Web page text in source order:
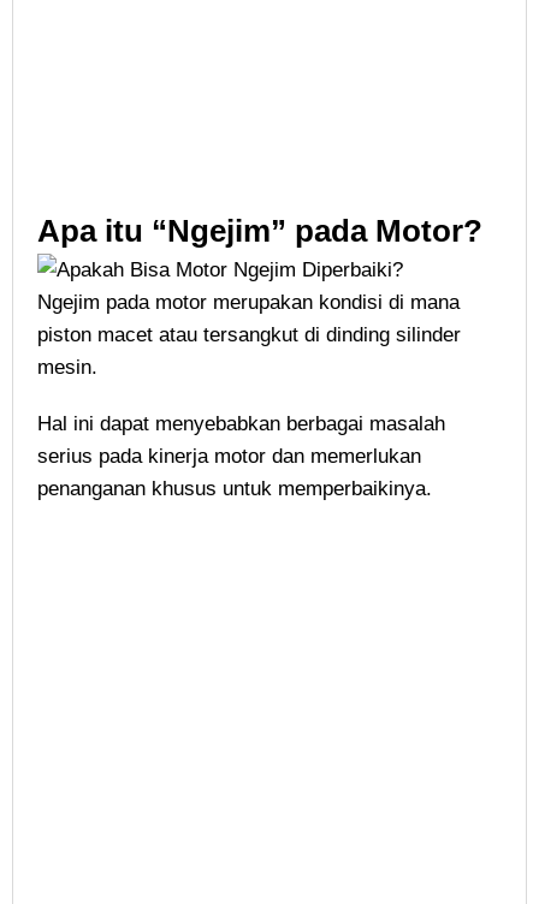
Apa itu “Ngejim” pada Motor?
Ngejim pada motor merupakan kondisi di mana
piston macet atau tersangkut di dinding silinder
mesin.
Hal ini dapat menyebabkan berbagai masalah
serius pada kinerja motor dan memerlukan
penanganan khusus untuk memperbaikinya.